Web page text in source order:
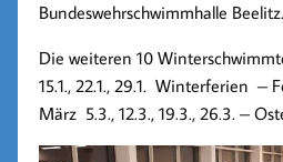
Bundeswehrschwimmhalle Beelitz.
Die weiteren 10
15.1., 22.1., 29.1. Winterferien –
März 5.3., 12.3., 19.3., 26.3. –